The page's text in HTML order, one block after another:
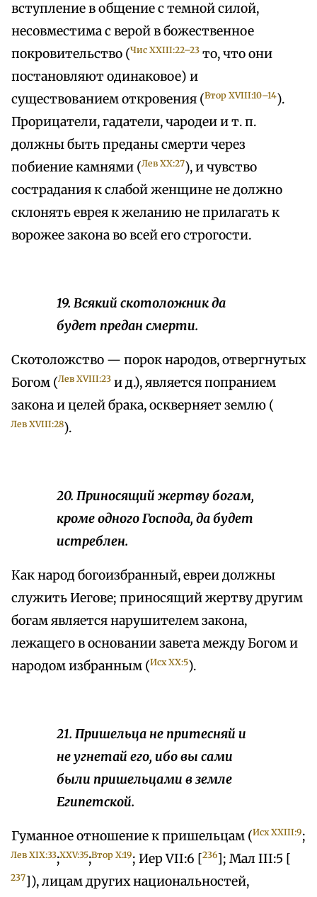
вступление в общение с темной силой,
несовместима с верой в божественное
покровительство (Чис XXIII:22–23 то, что они
постановляют одинаковое) и
существованием откровения (Втор XVIII:10–14).
Прорицатели, гадатели, чародеи и т. п.
должны быть преданы смерти через
побиение камнями (Лев XX:27), и чувство
сострадания к слабой женщине не должно
склонять еврея к желанию не прилагать к
ворожее закона во всей его строгости.
19. Всякий скотоложник да
будет предан смерти.
Скотоложство — порок народов, отвергнутых
Богом (Лев XVIII:23 и д.), является попранием
закона и целей брака, оскверняет землю (
Лев XVIII:28).
20. Приносящий жертву богам,
кроме одного Господа, да будет
истреблен.
Как народ богоизбранный, евреи должны
служить Иегове; приносящий жертву другим
богам является нарушителем закона,
лежащего в основании завета между Богом и
народом избранным (Исх XX:5).
21. Пришельца не притесняй и
не угнетай его, ибо вы сами
были пришельцами в земле
Египетской.
Гуманное отношение к пришельцам (Исх XXIII:9;
Лев XIX:33;XXV:35;Втор X:19; Иер VII:6 [236]; Мал III:5 [
237]), лицам других национальностей,